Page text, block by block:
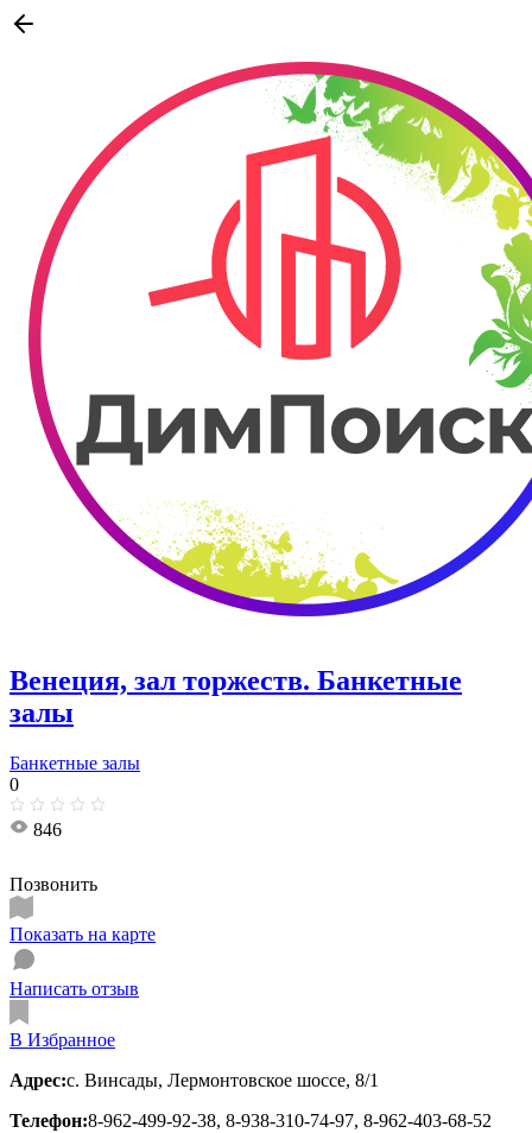
Венеция, зал торжеств. Банкетные
залы
Банкетные залы
0
846
Позвонить
Показать на карте
Написать отзыв
В Избранное
Адрес:с. Винсады, Лермонтовское шоссе, 8/1
Телефон:8-962-499-92-38, 8-938-310-74-97, 8-962-403-68-52